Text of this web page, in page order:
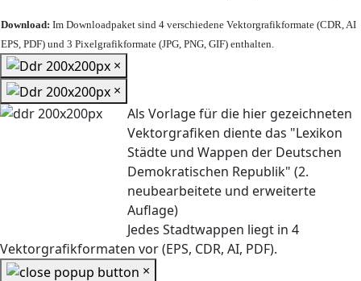
Download: Im Downloadpaket sind 4 verschiedene Vektorgrafikformate (CDR, AI
EPS, PDF) und 3 Pixelgrafikformate (JPG, PNG, GIF) enthalten.
×
×
Als Vorlage für die hier gezeichneten
Vektorgrafiken diente das "Lexikon
Städte und Wappen der Deutschen
Demokratischen Republik" (2.
neubearbeitete und erweiterte
Auflage)
Jedes Stadtwappen liegt in 4
Vektorgrafikformaten vor (EPS, CDR, AI, PDF).
×